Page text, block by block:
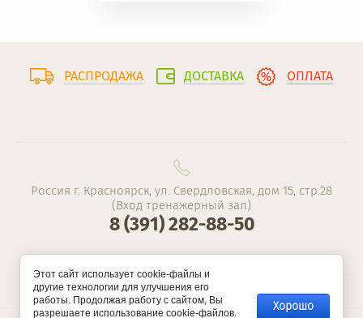
РАСПРОДАЖА ДОСТАВКА ОПЛАТА
Россия г. Красноярск, ул. Свердловская, дом 15, стр.28
(Вход тренажерный зал)
8 (391) 282-88-50
Этот сайт использует cookie-файлы и
другие технологии для улучшения его
работы. Продолжая работу с сайтом, Вы
разрешаете использование cookie-файлов.
Хорошо